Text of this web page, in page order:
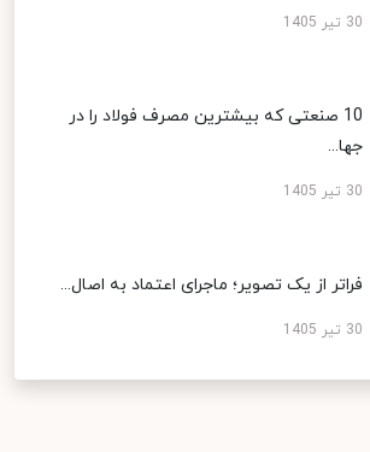
30 تیر 1405
10 صنعتی که بیشترین مصرف فولاد را در
جها...
30 تیر 1405
فراتر از یک تصویر؛ ماجرای اعتماد به اصال...
30 تیر 1405